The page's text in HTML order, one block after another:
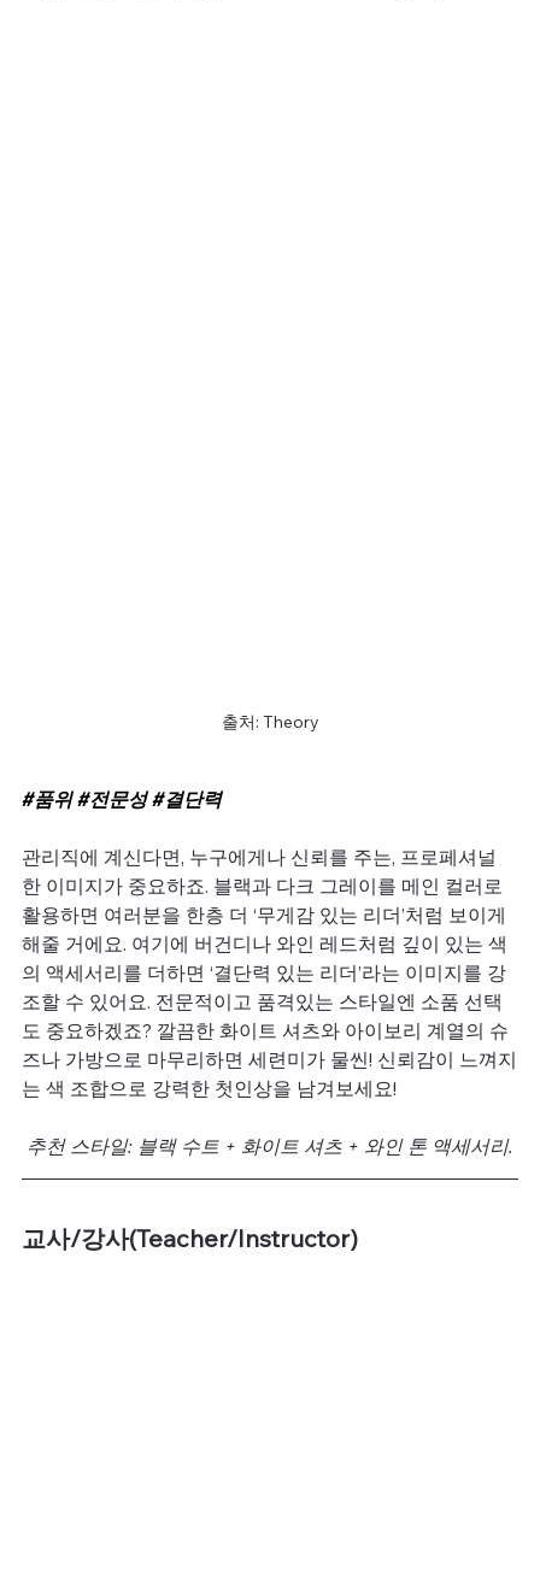
출처: Theory
#품위 #전문성 #결단력
관리직에 계신다면, 누구에게나 신뢰를 주는, 프로페셔널
한 이미지가 중요하죠. 블랙과 다크 그레이를 메인 컬러로
활용하면 여러분을 한층 더 ‘무게감 있는 리더’처럼 보이게
해줄 거에요. 여기에 버건디나 와인 레드처럼 깊이 있는 색
의 액세서리를 더하면 ‘결단력 있는 리더’라는 이미지를 강
조할 수 있어요. 전문적이고 품격있는 스타일엔 소품 선택
도 중요하겠죠? 깔끔한 화이트 셔츠와 아이보리 계열의 슈
즈나 가방으로 마무리하면 세련미가 물씬! 신뢰감이 느껴지
는 색 조합으로 강력한 첫인상을 남겨보세요!
추천 스타일: 블랙 수트 + 화이트 셔츠 + 와인 톤 액세서리.
교사/강사(Teacher/Instructor)